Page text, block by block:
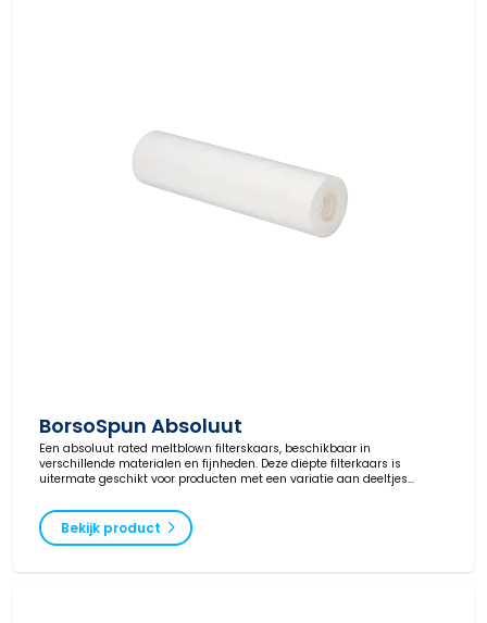
BorsoSpun Absoluut
Een absoluut rated meltblown filterskaars, beschikbaar in
verschillende materialen en fijnheden. Deze diepte filterkaars is
uitermate geschikt voor producten met een variatie aan deeltjes
Bekijk product